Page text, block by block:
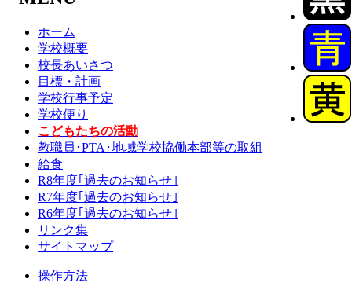
ホーム
学校概要
校長あいさつ
目標・計画
学校行事予定
学校便り
こどもたちの活動
教職員･PTA･地域学校協働本部等の取組
給食
R8年度｢過去のお知らせ｣
R7年度｢過去のお知らせ｣
R6年度｢過去のお知らせ｣
リンク集
サイトマップ
操作方法